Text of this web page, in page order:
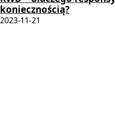
koniecznością?
2023-11-21